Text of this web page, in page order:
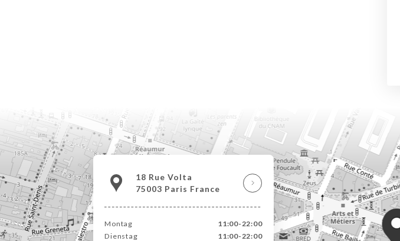
18 Rue Volta
75003 Paris France
Montag
11:00-22:00
Dienstag
11:00-22:00